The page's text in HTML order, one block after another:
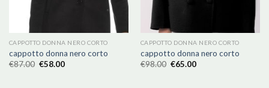
CAPPOTTO DONNA NERO CORTO
cappotto donna nero corto
€87.00 €58.00
CAPPOTTO DONNA NERO CORTO
cappotto donna nero corto
€98.00 €65.00